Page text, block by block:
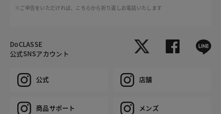
※ご申告をいただければ、こちらから折り返しお電話いたします
DoCLASSE
公式SNSアカウント
公式 店舗
商品サポート メンズ